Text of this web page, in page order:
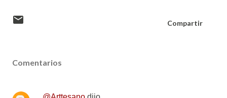
Compartir
Comentarios